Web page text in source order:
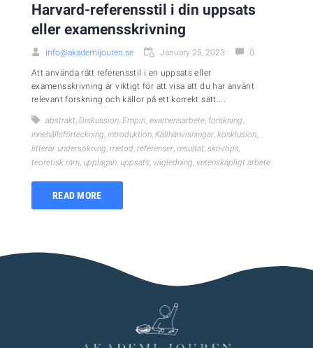
Harvard-referensstil i din uppsats
eller examensskrivning
info@akademijouren.se January 25, 2023 0
Att använda rätt referensstil i en uppsats eller
examensskrivning är viktigt för att visa att du har använt
relevant forskning och källor på ett korrekt sätt....
abstrakt, Diskussion, Empiri, examensarbete, forskning,
innehållsförteckning, introduktion, Källhänvisningar, konklusion,
litterär undersökning, metod, referenser, resultat, skrivtips,
teoretisk ram, upplagan, uppsats, vägledning, vetenskapligt arbete
READ MORE